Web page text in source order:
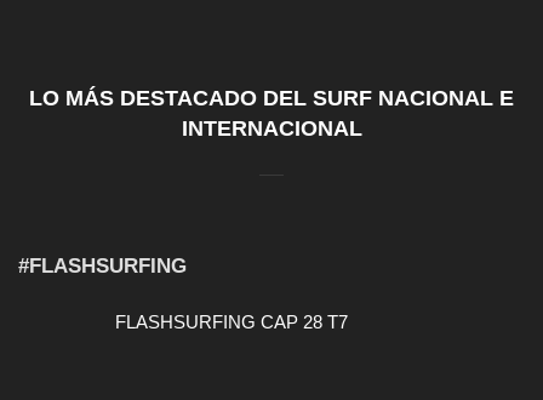
LO MÁS DESTACADO DEL SURF NACIONAL E
INTERNACIONAL
#FLASHSURFING
FLASHSURFING CAP 28 T7